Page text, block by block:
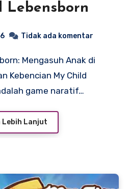
Lebensborn
Tidak ada komentar
Kebencian My Child
game naratif…
Lebih Lanjut